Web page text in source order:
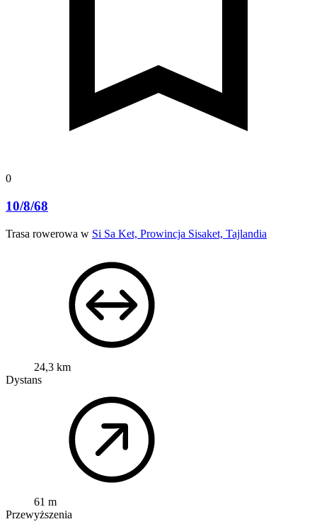
0
10/8/68
Trasa rowerowa w Si Sa Ket, Prowincja Sisaket, Tajlandia
24,3 km
Dystans
61 m
Przewyższenia